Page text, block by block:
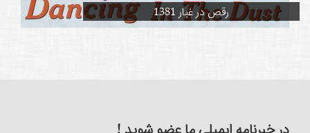
رقص در غبار 1381
در خبرنامه ایمیلی ما عضو شوید !